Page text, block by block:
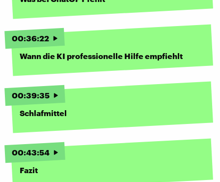
00:36:22
Wann die KI professionelle Hilfe empfiehlt
00:39:35
Schlafmittel
00:43:54
Fazit